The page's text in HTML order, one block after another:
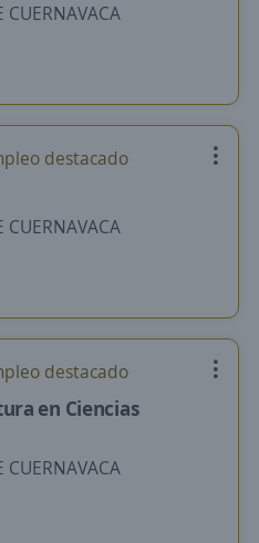
CUERNAVACA
destacado
CUERNAVACA
destacado
en Ciencias
CUERNAVACA